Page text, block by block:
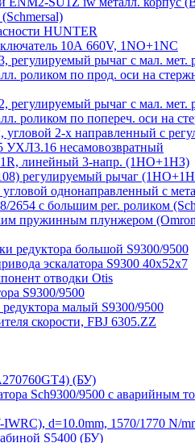
HUNTER
10А 660V, 1NO+1NC
регулируемый рычаг с мал.
роликом по прод. оси на
регулируемый рычаг с мал.
роликом по попереч. оси на
угловой 2-х направленный с
УХЛ3.16 несамовозвратный
линейный 3-напр. (1НО+1НЗ)
регулируемый рычаг
однонаправленный с
с большим рег. роликом
пружинным плунжером
редуктора большой S9300/9500
эскалатора S9300 40х52х7
отводки Otis
S9300/9500
малый S9300/9500
скорости, FBJ 6305.ZZ
(БУ)
Sch9300/9500 с аварийным
d=10.0mm, 1570/1770 N/
S5400 (БУ)